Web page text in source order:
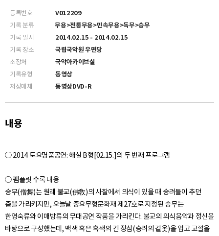
등록번호
V012209
기록 분류
무용>전통무용>민속무용>독무>승무
기록 일시
2014.02.15 - 2014.02.15
기록 장소
국립국악원 우면당
소장처
국악아카이브실
기록유형
동영상
저장매체
동영상DVD-R
내용
○ 2014 토요명품공연: 해설 B형[02.15.]의 두 번째 프로그램
○ 팸플릿 수록 내용
승무(僧舞)는 원래 불교(佛敎)의 사찰에서 의식이 있을 때 승려들이 추던
춤을 가리키지만, 오늘날 중요무형문화재 제27호로 지정된 승무는
한영숙류와 이매방류의 무대공연 작품을 가리킨다. 불교의 의식음악과 정신을
바탕으로 구성했는데, 백색 혹은 흑색의 긴 장삼(승려의 겉옷)을 입고 고깔을